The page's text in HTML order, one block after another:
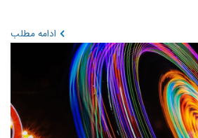
ادامه مطلب